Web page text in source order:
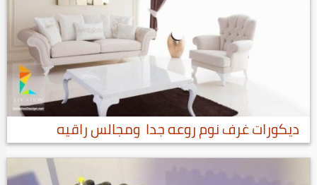
ديكورات غرف نوم روعه جدا ومجالس راقيه